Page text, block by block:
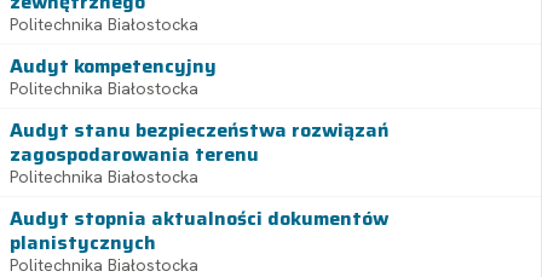
Politechnika Białostocka
Audyt kompetencyjny
Politechnika Białostocka
Audyt stanu bezpieczeństwa rozwiązań
zagospodarowania terenu
Politechnika Białostocka
Audyt stopnia aktualności dokumentów
planistycznych
Politechnika Białostocka